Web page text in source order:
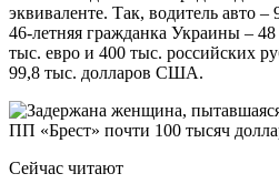
эквиваленте. Так, водитель авто
46-летняя гражданка Украины –
тыс. евро и 400 тыс. российских
99,8 тыс. долларов США.
Сейчас читают